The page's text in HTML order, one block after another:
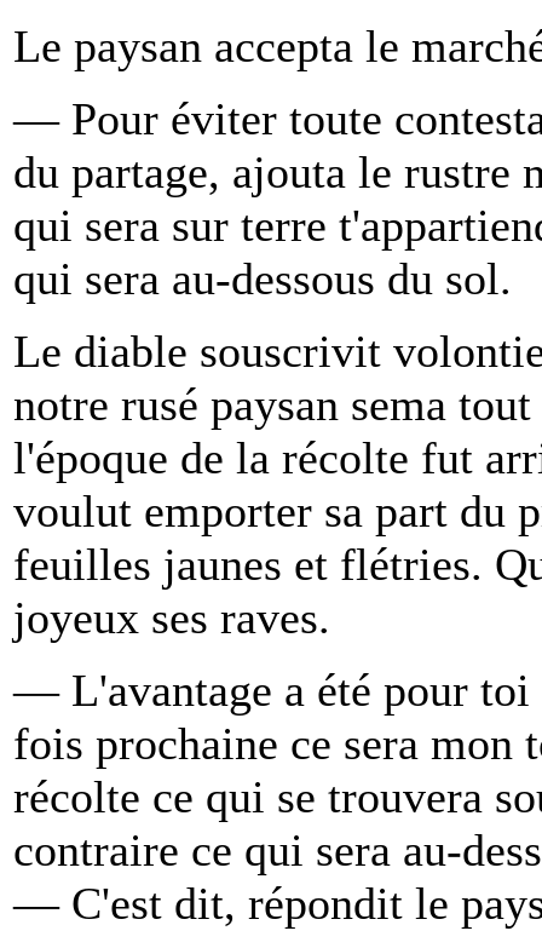
Le paysan accepta le
— Pour éviter toute
du partage, ajouta le rustre
qui sera sur terre
qui sera au-dessous du sol.
Le diable souscrivit
notre rusé paysan sema
l'époque de la récolte fut
voulut emporter sa part du
feuilles jaunes et flétries.
joyeux ses raves.
— L'avantage a été pour
fois prochaine ce sera mon
récolte ce qui se trouvera
contraire ce qui sera au-
— C'est dit, répondit le